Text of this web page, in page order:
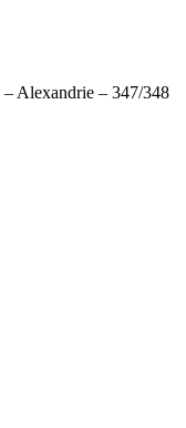
Alexandrie – 347/348